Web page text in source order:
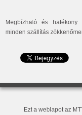
Megbízható és hatékony
minden szállítás
Ezt a weblapot az